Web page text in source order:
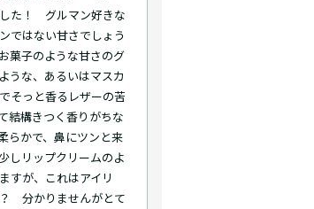
た！ グルマン好きな
ではない甘さでしょう
菓子のような甘さのグ
うな、あるいはマスカ
そっと香るレザーの苦
結構きつく香りがちな
らかで、鼻にツンと来
しリップクリームのよ
すが、これはアイリ
分かりませんがとて